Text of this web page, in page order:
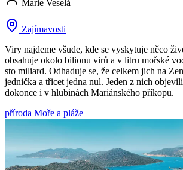
Marie Veselá
Zajímavosti
Viry najdeme všude, kde se vyskytuje něco
obsahuje okolo bilionu virů a v litru mořské
sto miliard. Odhaduje se, že celkem jich na
jednička a třicet jedna nul. Jeden z nich
dokonce i v hlubinách Mariánského příkopu.
příroda Moře a pláže